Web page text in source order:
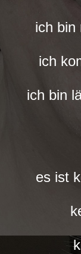
ich bin
ich
ich bin
es ist